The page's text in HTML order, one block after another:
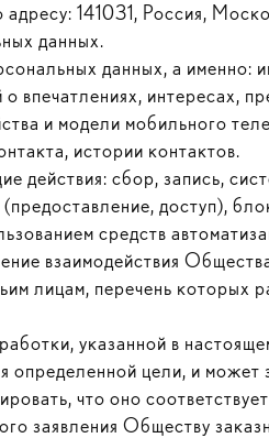
141031, Россия,
данных.
данных, а именно:
впечатлениях, интересах,
и модели мобильного
истории контактов.
сбор, запись,
доступ),
средств
взаимодействия
лицам, перечень которых
указанной в
цели, и может
что оно
заявления Обществу